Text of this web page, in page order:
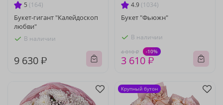
5 (164)
Букет-гигант "Калейдоскоп
любви"
В наличии
9 630 ₽
4.9 (1034)
Букет "Фьюжн"
В наличии
4 010 ₽ -10%
3 610 ₽
Крупный бутон